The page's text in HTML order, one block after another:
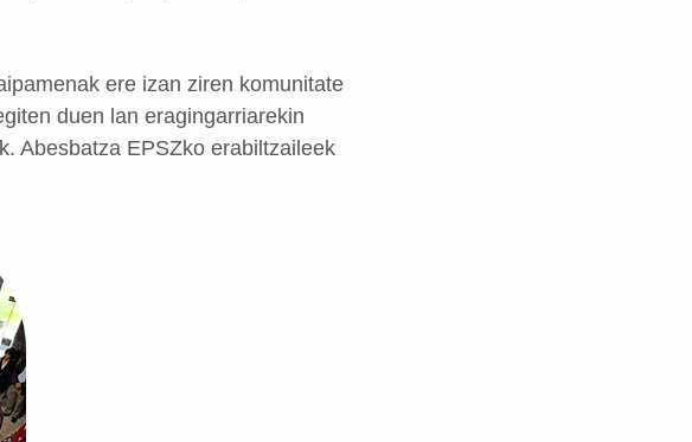
ere izan ziren komunitate
duen lan eragingarriarekin
Abesbatza EPSZko erabiltzaileek